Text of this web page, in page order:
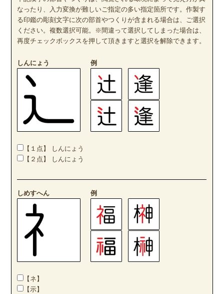
なったり、入力変換が難しいご指定の多い指定箇所です。作製す
る印鑑の彫刻文字に次の部首やつくりが含まれる場合は、ご選択
ください。複数選択可能。※間違って選択してしまった場合は、
再度チェックボックスを押して頂きますと選択を解除できます。
しんにょう 例
【１点】 しんにょう
【２点】 しんにょう
しめすへん 例
【ネ】
【示】